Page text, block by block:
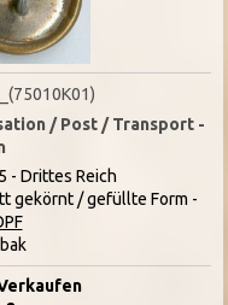
/ Post / Transport -
- Drittes Reich
gekörnt / gefüllte Form -